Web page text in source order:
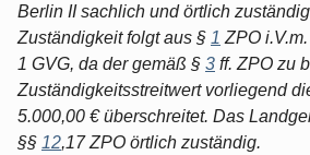
Berlin II sachlich und örtlich
Zuständigkeit folgt aus § 1 ZPO
1 GVG, da der gemäß § 3 ff. ZPO zu
Zuständigkeitsstreitwert vorliegend
5.000,00 € überschreitet. Das
§§ 12,17 ZPO örtlich zuständig.